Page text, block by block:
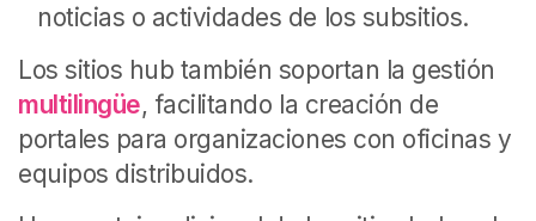
noticias o actividades de los subsitios.
Los sitios hub también soportan la gestión
multilingüe, facilitando la creación de
portales para organizaciones con oficinas y
equipos distribuidos.